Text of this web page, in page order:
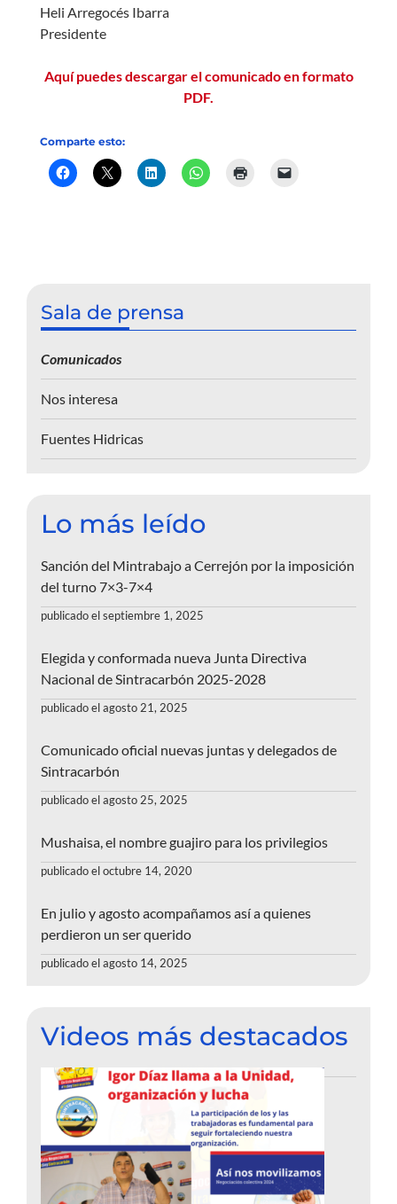
Heli Arregocés Ibarra
Presidente
Aquí puedes descargar el comunicado en formato
PDF.
Comparte esto:
Sala de prensa
Comunicados
Nos interesa
Fuentes Hidricas
Lo más leído
Sanción del Mintrabajo a Cerrejón por la imposición
del turno 7×3-7×4
publicado el septiembre 1, 2025
Elegida y conformada nueva Junta Directiva
Nacional de Sintracarbón 2025-2028
publicado el agosto 21, 2025
Comunicado oficial nuevas juntas y delegados de
Sintracarbón
publicado el agosto 25, 2025
Mushaisa, el nombre guajiro para los privilegios
publicado el octubre 14, 2020
En julio y agosto acompañamos así a quienes
perdieron un ser querido
publicado el agosto 14, 2025
Videos más destacados